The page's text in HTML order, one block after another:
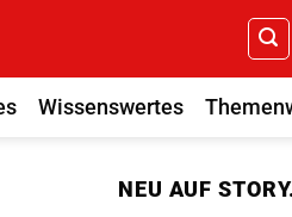
Wissenswertes
NEU AUF